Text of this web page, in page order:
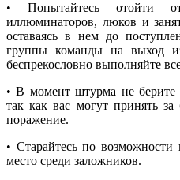
• Попытайтесь отойти
иллюминаторов, люков и
оставаясь в нем до
группы команды на выход
беспрекословно выполняйте
• В момент штурма не берите
так как вас могут принять
поражение.
• Старайтесь по возможности
место среди заложников.